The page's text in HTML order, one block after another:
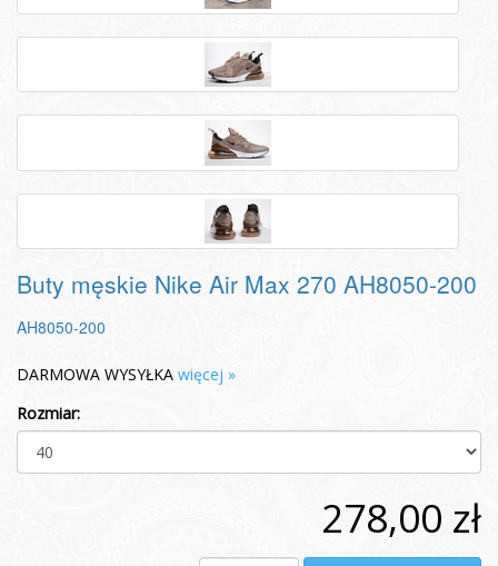
Buty męskie Nike Air Max 270 AH8050-200
AH8050-200
DARMOWA WYSYŁKA więcej »
Rozmiar:
278,00 zł